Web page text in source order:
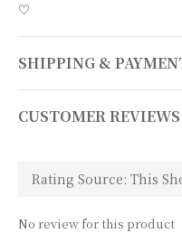
♡
SHIPPING &
CUSTOMER REVIEWS
No review for this product